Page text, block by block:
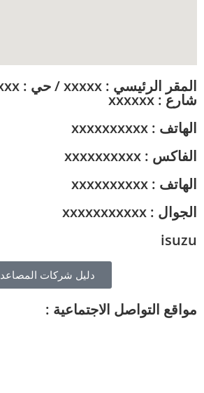
المقر الرئيسي : xxxxx / حي : xxxxx
شارع : xxxxxx
الهاتف : xxxxxxxxxx
الفاكس : xxxxxxxxxx
الهاتف : xxxxxxxxxx
الجوال : xxxxxxxxxxx
isuzu
دليل شركات المصاعد
مواقع التواصل الاجتماعية :